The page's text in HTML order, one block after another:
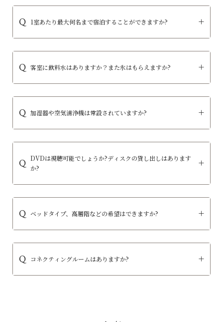
1室あたり最大何名まで宿泊することができますか?
客室に飲料水はありますか？また氷はもらえますか?
加湿器や空気清浄機は常設されていますか?
DVDは視聴可能でしょうか?ディスクの貸し出しはあります
か?
ベッドタイプ、高層階などの希望はできますか?
コネクティングルームはありますか?